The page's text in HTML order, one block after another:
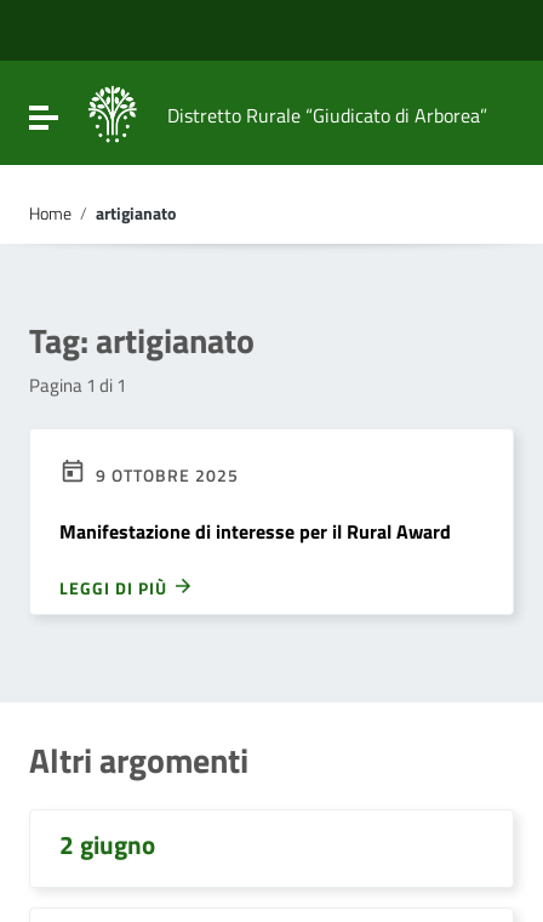
Vai al footer
Attiva / disattiva la navigazione
Distretto Rurale “Giudicato di Arborea”
Home / artigianato
Tag:artigianato
Pagina 1 di 1
9 OTTOBRE 2025
Manifestazione di interesse per il Rural Award
LEGGI DI PIÙ
Altri argomenti
2 giugno